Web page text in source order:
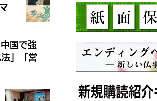
国で強
」「営